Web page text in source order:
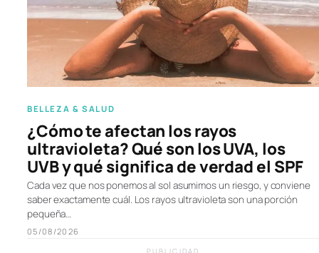
BELLEZA & SALUD
¿Cómo te afectan los rayos
ultravioleta? Qué son los UVA, los
UVB y qué significa de verdad el SPF
Cada vez que nos ponemos al sol asumimos un riesgo, y conviene
saber exactamente cuál. Los rayos ultravioleta son una porción
pequeña…
05/08/2026
PUBLICIDAD